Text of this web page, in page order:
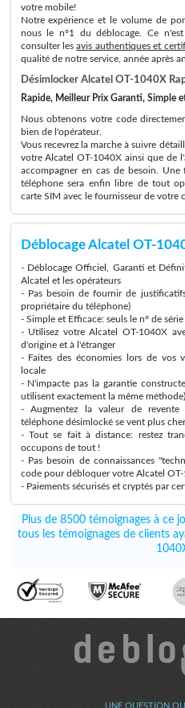
votre mobile!
Notre expérience et le volume de
nous le n°1 du déblocage. Ce
consulter lesavis authentiques et
qualité de notre service, année après
Désimlocker Alcatel OT-1040X
Rapide, Meilleur Prix Garanti, Simple
Nous obtenons votre code
bien de l'opérateur.
Vous recevrez la marche à suivre
votre Alcatel OT-1040X ainsi que de
accompagner en cas de besoin.
téléphone sera enfin libre de tout
carte SIM avec le fournisseur de votre
Déblocage Alcatel OT-
- Déblocage Officiel, Garanti et
Alcatel et les opérateurs
- Pas besoin de fournir de
propriétaire du téléphone)
- Simple et Efficace: seuls le n° de
- Utilisez votre Alcatel OT-1040X
d'origine et à l'étranger
- Faites des économies lors de vos
locale
- N'impacte pas la garantie
utilisent exactement la même méthode)
- Augmentez la valeur de
téléphone désimlocké se vent plus
- Tout se fait à distance: restez
occupons de tout !
- Pas besoin de connaissances
code pour débloquer votre Alcatel
- Paiements sécurisés et cryptés par
Plus de 8500 témoignages à ce
tous les témoignages de clients